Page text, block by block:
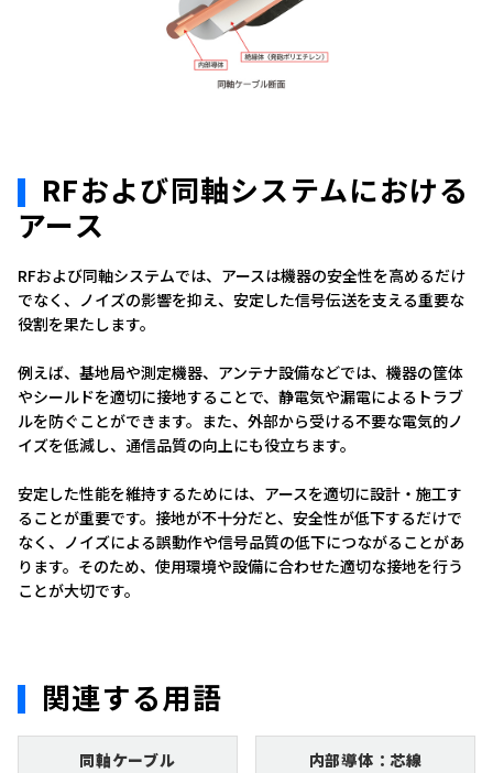
RFおよび同軸システムにおける
アース
RFおよび同軸システムでは、アースは機器の安全性を高めるだけ
でなく、ノイズの影響を抑え、安定した信号伝送を支える重要な
役割を果たします。
例えば、基地局や測定機器、アンテナ設備などでは、機器の筐体
やシールドを適切に接地することで、静電気や漏電によるトラブ
ルを防ぐことができます。また、外部から受ける不要な電気的ノ
イズを低減し、通信品質の向上にも役立ちます。
安定した性能を維持するためには、アースを適切に設計・施工す
ることが重要です。接地が不十分だと、安全性が低下するだけで
なく、ノイズによる誤動作や信号品質の低下につながることがあ
ります。そのため、使用環境や設備に合わせた適切な接地を行う
ことが大切です。
関連する用語
同軸ケーブル 内部導体：芯線